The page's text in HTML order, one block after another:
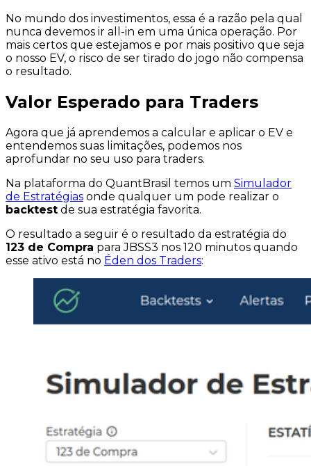
No mundo dos investimentos, essa é a razão pela qual
nunca devemos ir all-in em uma única operação. Por
mais certos que estejamos e por mais positivo que seja
o nosso EV, o risco de ser tirado do jogo não compensa
o resultado.
Valor Esperado para Traders
Agora que já aprendemos a calcular e aplicar o EV e
entendemos suas limitações, podemos nos
aprofundar no seu uso para traders.
Na plataforma do QuantBrasil temos um Simulador
de Estratégias onde qualquer um pode realizar o
backtest de sua estratégia favorita.
O resultado a seguir é o resultado da estratégia do
123 de Compra paraJBSS3 nos 120 minutos quando
esse ativo está no Éden dos Traders: